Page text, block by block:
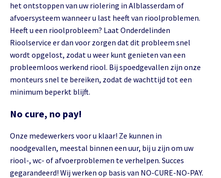
het ontstoppen van uw riolering in Alblasserdam of
afvoersysteem wanneer u last heeft van rioolproblemen.
Heeft u een rioolprobleem? Laat Onderdelinden
Rioolservice er dan voor zorgen dat dit probleem snel
wordt opgelost, zodat u weer kunt genieten van een
probleemloos werkend riool. Bij spoedgevallen zijn onze
monteurs snel te bereiken, zodat de wachttijd tot een
minimum beperkt blijft.
No cure, no pay!
Onze medewerkers voor u klaar! Ze kunnen in
noodgevallen, meestal binnen een uur, bij u zijn om uw
riool-, wc- of afvoerproblemen te verhelpen. Succes
gegarandeerd! Wij werken op basis van NO-CURE-NO-PAY.